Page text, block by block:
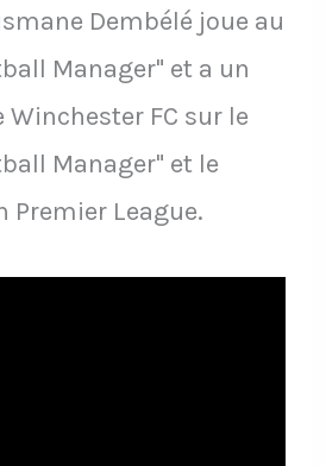
Dembélé joue au
Manager" et a un
Winchester FC sur le
Manager" et le
Premier League.